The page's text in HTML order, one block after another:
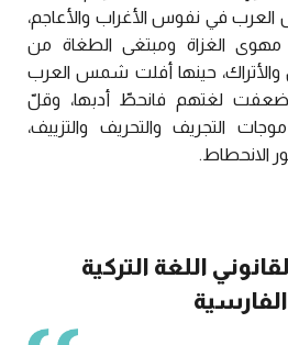
في نفوس الأغراب والأعاجم،
الغزاة ومبتغى الطغاة من
والأتراك، حينها أفلت شمس العرب
لغتهم فانحطّ أدبها، وقلّ
التجريف والتحريف والتزييف،
الانحطاط.
اللغة التركية